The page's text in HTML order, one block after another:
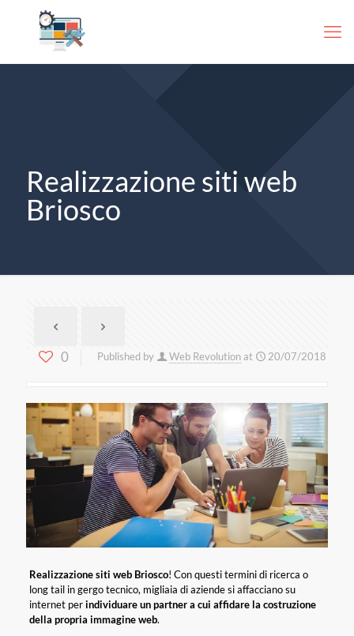
Realizzazione siti web
Briosco
0 Published by Web Revolutionat 20/07/2018
Realizzazione siti web Briosco! Con questi termini di ricerca o
long tail in gergo tecnico, migliaia di aziende si affacciano su
internet perindividuare un partner a cui affidare la costruzione
della propria immagine web.